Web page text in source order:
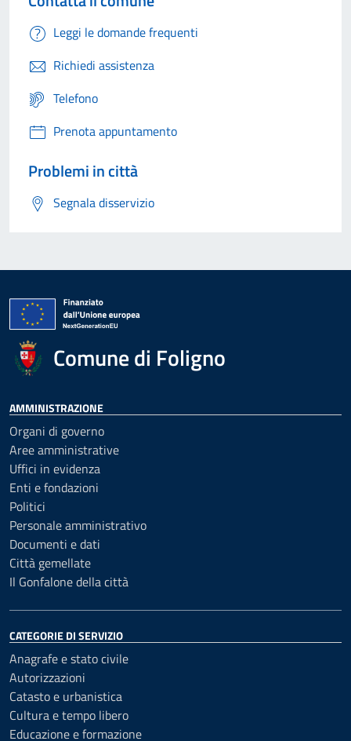
Leggi le domande frequenti
Richiedi assistenza
Telefono
Prenota appuntamento
Problemi in città
Segnala disservizio
Comune di Foligno
AMMINISTRAZIONE
Organi di governo
Aree amministrative
Uffici in evidenza
Enti e fondazioni
Politici
Personale amministrativo
Documenti e dati
Città gemellate
Il Gonfalone della città
CATEGORIE DI SERVIZIO
Anagrafe e stato civile
Autorizzazioni
Catasto e urbanistica
Cultura e tempo libero
Educazione e formazione